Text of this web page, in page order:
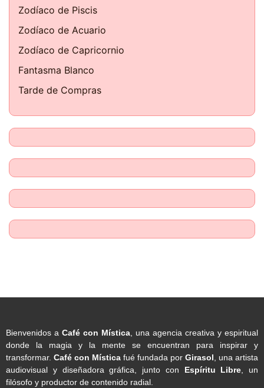
Zodíaco de Piscis
Zodíaco de Acuario
Zodíaco de Capricornio
Fantasma Blanco
Tarde de Compras
Bienvenidos a Café con Mística, una agencia creativa y espiritual
donde la magia y la mente se encuentran para inspirar y
transformar. Café con Mística fué fundada por Girasol, una artista
audiovisual y diseñadora gráfica, junto con Espíritu Libre, un
filósofo y productor de contenido radial.